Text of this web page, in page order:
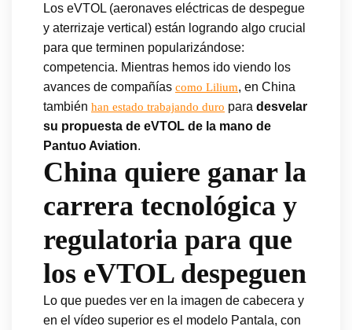
Los eVTOL (aeronaves eléctricas de despegue
y aterrizaje vertical) están logrando algo crucial
para que terminen popularizándose:
competencia. Mientras hemos ido viendo los
avances de compañías como Lilium, en China
también han estado trabajando duro para desvelar
su propuesta de eVTOL de la mano de
Pantuo Aviation.
China quiere ganar la
carrera tecnológica y
regulatoria para que
los eVTOL despeguen
Lo que puedes ver en la imagen de cabecera y
en el vídeo superior es el modelo Pantala, con